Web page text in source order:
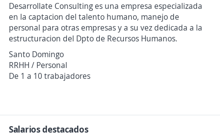
Desarrollate Consulting es una empresa especializada
en la captacion del talento humano, manejo de
personal para otras empresas y a su vez dedicada a la
estructuracion del Dpto de Recursos Humanos.
Santo Domingo
RRHH / Personal
De 1 a 10 trabajadores
Salarios destacados